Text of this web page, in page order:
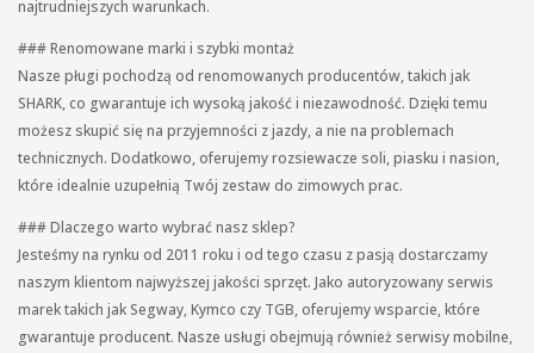
najtrudniejszych warunkach.
### Renomowane marki i szybki montaż
Nasze pługi pochodzą od renomowanych producentów, takich jak
SHARK, co gwarantuje ich wysoką jakość i niezawodność. Dzięki temu
możesz skupić się na przyjemności z jazdy, a nie na problemach
technicznych. Dodatkowo, oferujemy rozsiewacze soli, piasku i nasion,
które idealnie uzupełnią Twój zestaw do zimowych prac.
### Dlaczego warto wybrać nasz sklep?
Jesteśmy na rynku od 2011 roku i od tego czasu z pasją dostarczamy
naszym klientom najwyższej jakości sprzęt. Jako autoryzowany serwis
marek takich jak Segway, Kymco czy TGB, oferujemy wsparcie, które
gwarantuje producent. Nasze usługi obejmują również serwisy mobilne,